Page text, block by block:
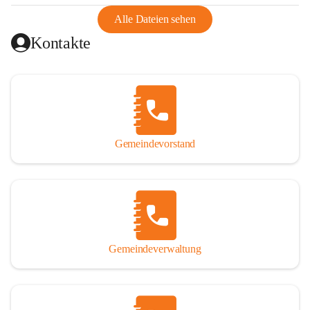
Aus diesem Grund war die Bevölkerung dazu gezwungen,
Schmuggel zu betreiben. Es kam oft zu nächtlichen
Überfällen und Schießereien. Erst mit dem Anschluss des
wirtschaftlich ging es bergauf. Dieser Aufschwung endete
1926. Es folgten Arbeitslosigkeit, Preissteigerung und
Unanbringlichkeit von Produkten. Daher wurde der
Anschluss an das Deutsche Reich begrüßt. Als der Zweite
Weltkrieg ausbrach, schwang die Stimmung um. Es starben
26 Männer an der Front, weitere 16 werden vermisst.
Von 1971 bis 1991 gehörte Wörterberg zur Gemeinde
Ollersdorf. Durch den Einsatz von mehreren Ortsansässigen
wurde Wörterberg 1991 wieder eine eigenständige
Die Gemeinde liegt im Südburgenland im Nordwesten des
Alle Dateien sehen
Kontakte
Gemeindevorstand
Gemeindeverwaltung